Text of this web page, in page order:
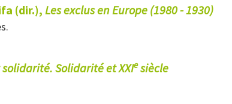
(dir.),Les exclus en Europe (1980 - 1930)
Solidarité et XXIesiècle